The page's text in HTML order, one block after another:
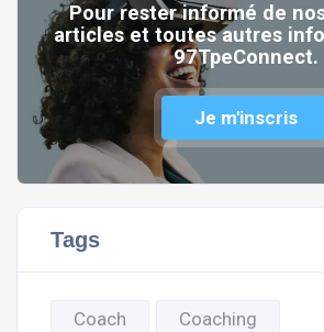
Pour rester informé de
articles et toutes autres
97TpeConnect.
Je m'inscris
Tags
Coach
Coaching